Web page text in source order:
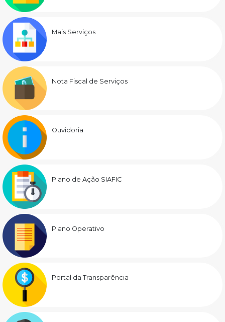
Mais Serviços
Nota Fiscal de Serviços
Ouvidoria
Plano de Ação SIAFIC
Plano Operativo
Portal da Transparência